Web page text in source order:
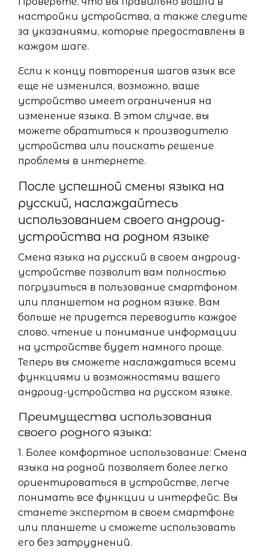
настройки устройства, а также следите
за указаниями, которые предоставлены в
каждом шаге.
Если к концу повторения шагов язык все
еще не изменился, возможно, ваше
устройство имеет ограничения на
изменение языка. В этом случае, вы
можете обратиться к производителю
устройства или поискать решение
проблемы в интернете.
После успешной смены языка на
русский, наслаждайтесь
использованием своего андроид-
устройства на родном языке
Смена языка на русский в своем андроид-
устройстве позволит вам полностью
погрузиться в пользование смартфоном
или планшетом на родном языке. Вам
больше не придется переводить каждое
слово, чтение и понимание информации
на устройстве будет намного проще.
Теперь вы сможете наслаждаться всеми
функциями и возможностями вашего
андроид-устройства на русском языке.
Преимущества использования
своего родного языка:
1. Более комфортное использование: Смена
языка на родной позволяет более легко
ориентироваться в устройстве, легче
понимать все функции и интерфейс. Вы
станете экспертом в своем смартфоне
или планшете и сможете использовать
его без затруднений.